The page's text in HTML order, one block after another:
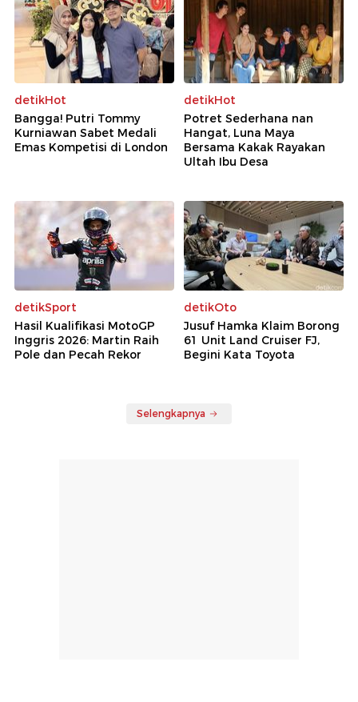
detikHot
Bangga! Putri Tommy
Kurniawan Sabet Medali
Emas Kompetisi di London
detikHot
Potret Sederhana nan
Hangat, Luna Maya
Bersama Kakak Rayakan
Ultah Ibu Desa
detikSport
Hasil Kualifikasi MotoGP
Inggris 2026: Martin Raih
Pole dan Pecah Rekor
detikOto
Jusuf Hamka Klaim Borong
61 Unit Land Cruiser FJ,
Begini Kata Toyota
Selengkapnya